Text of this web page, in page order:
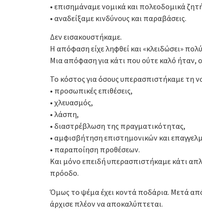
• επισημάναμε νομικά και πολεοδομικά
• αναδείξαμε κινδύνους και παραβάσεις.
Δεν εισακουστήκαμε.
Η απόφαση είχε ληφθεί και «κλειδώσει»
Μια απόφαση για κάτι που ούτε καλό ήταν,
Το κόστος για όσους υπερασπιστήκαμε τη
• προσωπικές επιθέσεις,
• χλευασμός,
• λάσπη,
• διαστρέβλωση της πραγματικότητας,
• αμφισβήτηση επιστημονικών και
• παραποίηση προθέσεων.
Και μόνο επειδή υπερασπιστήκαμε κάτι
πρόοδο.
Όμως το ψέμα έχει κοντά ποδάρια. Μετά
άρχισε πλέον να αποκαλύπτεται.